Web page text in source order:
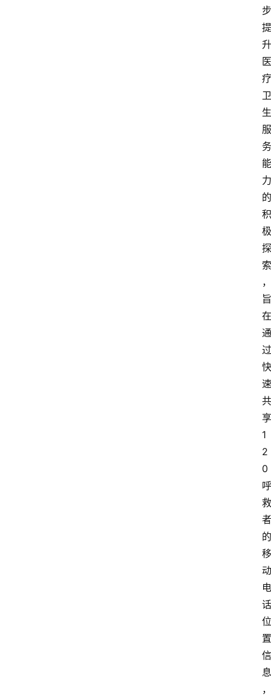
步
提
升
医
疗
卫
生
服
务
能
力
的
积
极
探
索
，
旨
在
通
过
快
速
共
享
1
2
0
呼
救
者
的
移
动
电
话
位
置
信
息
，